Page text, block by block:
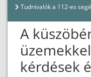
Tudnivalók a 112-es
A
kérdések